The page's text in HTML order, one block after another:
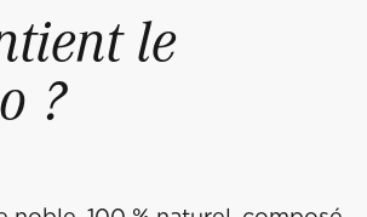
le
?